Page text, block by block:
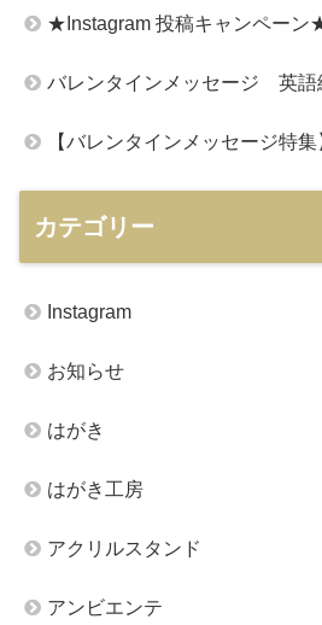
★Instagram 投稿キャンペーン
バレンタインメッセージ 英語
【バレンタインメッセージ特集
カテゴリー
Instagram
お知らせ
はがき
はがき工房
アクリルスタンド
アンビエンテ